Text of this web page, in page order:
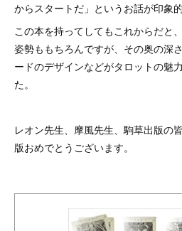
からスタートだ」というお話が印象的
この本を持ってしてもこれからだと
姿勢ももちろんですが、その奥の深
ードのデザインなどがタロットの魅
た。
レオン先生、摩風先生、駒草出版の
版おめでとうございます。